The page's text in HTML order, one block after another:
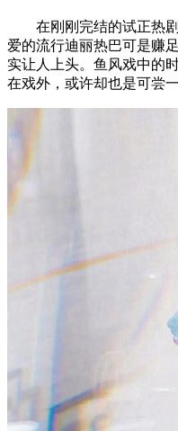
在刚刚完结的试正热剧
爱的流行迪丽热巴可是赚
实让人上头。鱼风戏中的
在戏外，或许却也是可尝